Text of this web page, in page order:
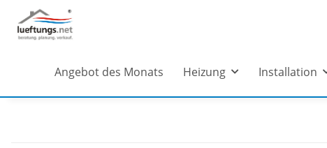
Angebot des Monats Heizung Installation